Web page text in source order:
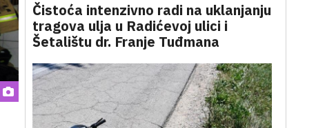
Čistoća intenzivno radi na uklanjanju
tragova ulja u Radićevoj ulici i
Šetalištu dr. Franje Tuđmana